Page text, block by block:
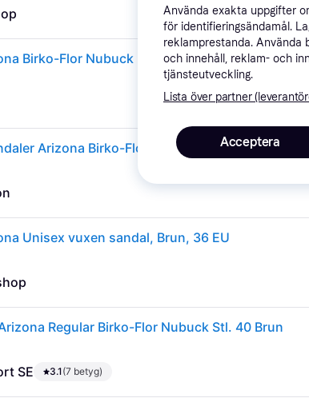
Birkenstock Arizona Birko-Flor Nubuck - Sandaler Mocca 35 - Regular fit
Unisex vuxen sandal, Brun, 36 EU
Regular Birko-Flor Nubuck Stl. 40 Brun
SE 3.1(7 betyg)
Använda exakta uppgifter
för identifieringsändamål.
reklamprestanda. Använda
och innehåll, reklam- och
tjänsteutveckling.
Lista över partner
Acceptera